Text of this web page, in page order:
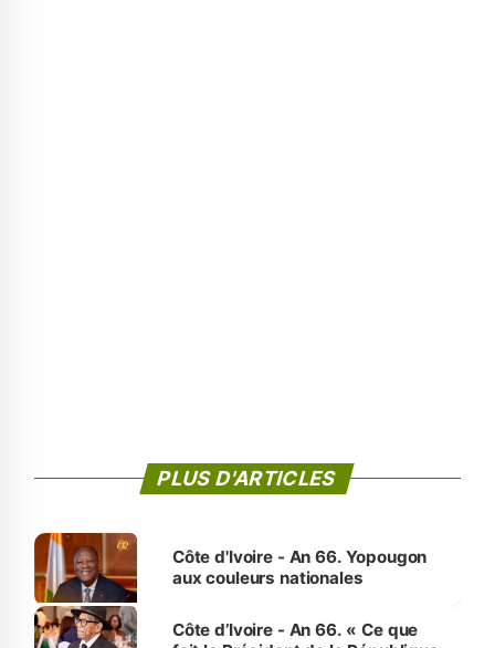
PLUS D'ARTICLES
Côte d'Ivoire - An 66. Yopougon
aux couleurs nationales
Côte d’Ivoire - An 66. « Ce que